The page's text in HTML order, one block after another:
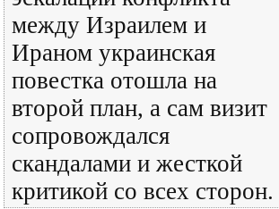
между Израилем и
Ираном украинская
повестка отошла на
второй план, а сам визит
сопровождался
скандалами и жесткой
критикой со всех сторон.